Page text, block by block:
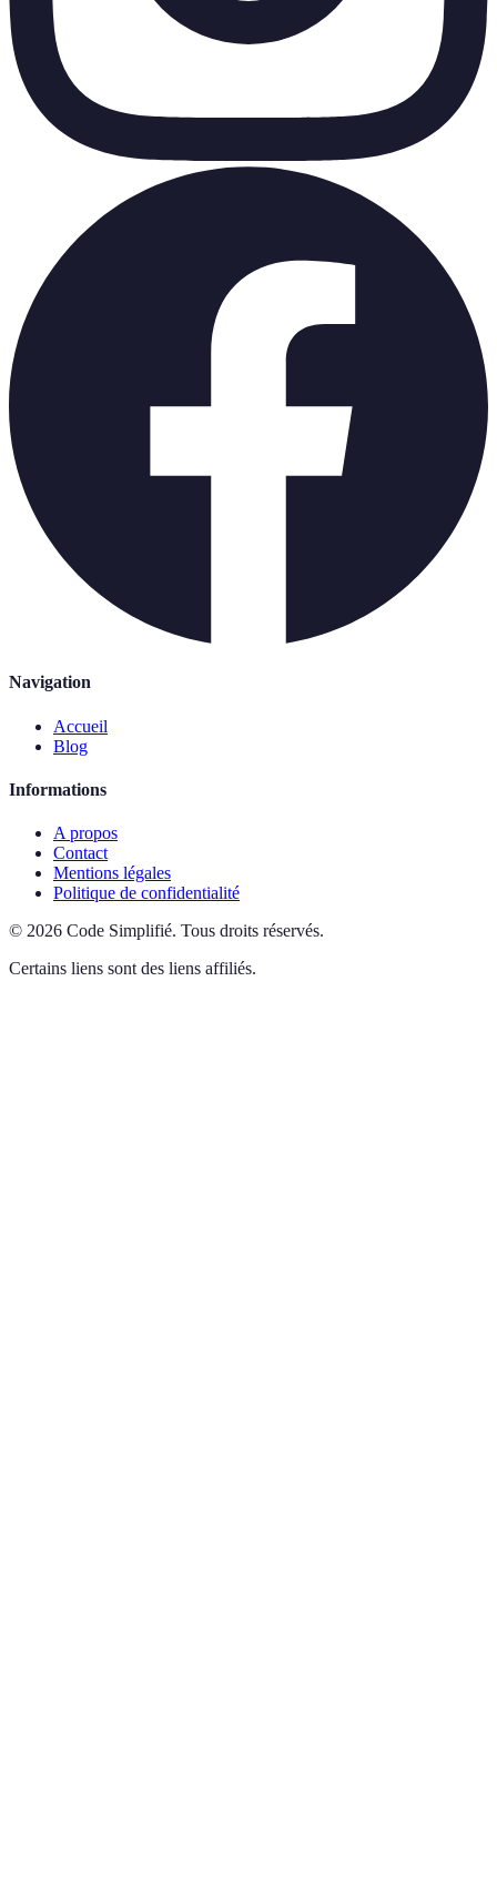
Navigation
Accueil
Blog
Informations
A propos
Contact
Mentions légales
Politique de confidentialité
© 2026 Code Simplifié. Tous droits réservés.
Certains liens sont des liens affiliés.